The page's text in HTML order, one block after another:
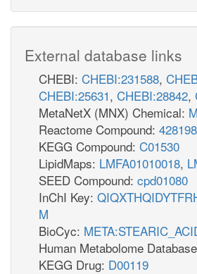
External database links
CHEBI: CHEBI:231588,
CHEBI:25631, CHEBI:28842,
MetaNetX (MNX) Chemical:
Reactome Compound: 428198
KEGG Compound: C01530
LipidMaps: LMFA01010018,
SEED Compound: cpd01080
InChI Key:
M
BioCyc:
Human Metabolome
KEGG Drug: D00119